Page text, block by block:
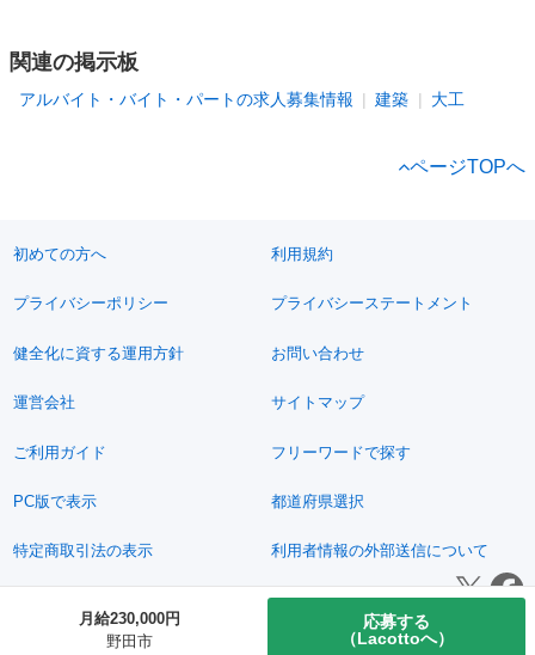
月給230,000円
野田市
応募する
（Lacottoへ）
関連の掲示板
アルバイト・バイト・パートの求人募集情報 建築 大工
ページTOPへ
初めての方へ 利用規約
プライバシーポリシー プライバシーステートメント
健全化に資する運用方針 お問い合わせ
運営会社 サイトマップ
ご利用ガイド フリーワードで探す
PC版で表示 都道府県選択
特定商取引法の表示 利用者情報の外部送信について
© 2011-2026 Jimoty, Inc.